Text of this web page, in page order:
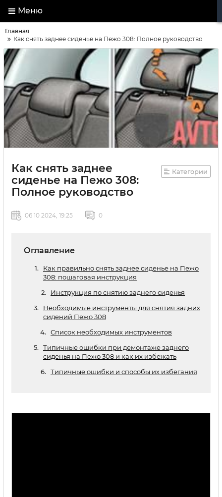
Меню
Главная
Как снять заднее сиденье на Пежо 308: Полное руководство
Как снять заднее
сиденье на Пежо 308:
Полное руководство
Категории
06 10 2024, 19:25 0
Оглавление
Как правильно снять заднее сиденье на Пежо
308: пошаговая инструкция
Инструкция по снятию заднего сиденья
Необходимые инструменты для снятия задних
сидений Пежо 308
Список необходимых инструментов
Типичные ошибки при демонтаже заднего
сиденья на Пежо 308 и как их избежать
Типичные ошибки и способы их избегания